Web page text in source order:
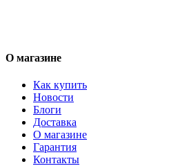
О магазине
Как купить
Новости
Блоги
Доставка
О магазине
Гарантия
Контакты